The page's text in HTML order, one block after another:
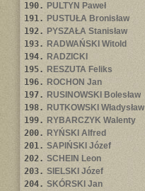
190. PULTYN Paweł
191. PUSTUŁA Bronisław
192. PYSZAŁA Stanisław
193. RADWAŃSKI Witold
194. RADZICKI
195. RESZUTA Feliks
196. ROCHON Jan
197. RUSINOWSKI Bolesław
198. RUTKOWSKI Władysław
199. RYBARCZYK Walenty
200. RYŃSKI Alfred
201. SAPIŃSKI Józef
202. SCHEIN Leon
203. SIELSKI Józef
204. SKÓRSKI Jan